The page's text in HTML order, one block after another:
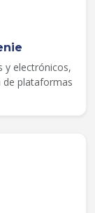
y electrónicos,
de plataformas